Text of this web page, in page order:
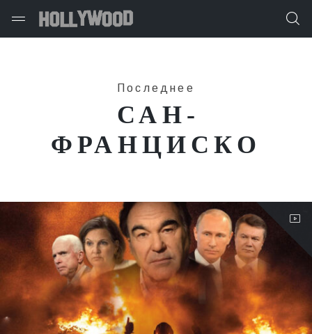
Последнее
САН-
ФРАНЦИСКО